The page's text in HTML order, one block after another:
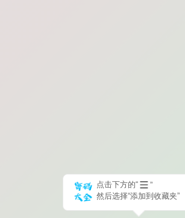
点击下方的“
”
然后选择“添加到收藏夹”